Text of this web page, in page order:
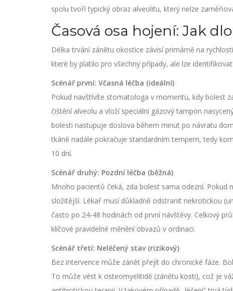
spolu tvoří typický obraz alveolitu, který nelze
Časová osa hojení: Jak
Délka trvání zánětu okostice závisí primárně na
které by platilo pro všechny případy, ale lze
Scénář první: Včasná léčba (ideální)
Pokud navštívíte stomatologa v momentu, kdy bolest
čištění alveolu a vloží speciální gázový tampon
bolesti nastupuje doslova během minut po návratu
tkáně nadále pokračuje standardním tempem, tedy
10 dní.
Scénář druhý: Pozdní léčba (běžná)
Mnoho pacientů čeká, zda bolest sama odezní.
složitější. Lékař musí důkladně odstranit nekrotickou
často po 24-48 hodinách od první návštěvy. Celkový
klíčové pravidelné měnění obvazů v ordinaci.
Scénář třetí: Neléčený stav (rizikový)
Bez intervence může zánět přejít do chronické fáze.
To může vést k osteomyelitidě (zánětu kosti), což je